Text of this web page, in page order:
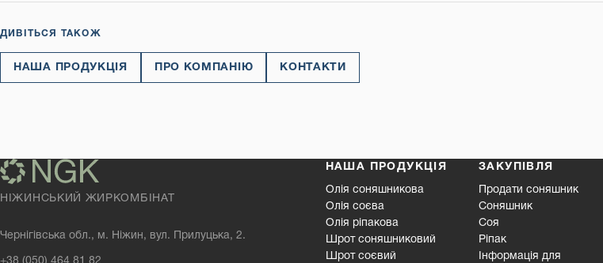
ДИВІТЬСЯ ТАКОЖ
НАША ПРОДУКЦІЯ ПРО КОМПАНІЮ КОНТАКТИ
НІЖИНСЬКИЙ ЖИРКОМБІНАТ
Чернігівська обл., м. Ніжин, вул. Прилуцька, 2.
НАША ПРОДУКЦІЯ
Олія соняшникова
Олія соєва
Олія ріпакова
Шрот соняшниковий
Шрот соєвий
ЗАКУПІВЛЯ
Продати соняшник
Соняшник
Соя
Ріпак
Інформація для